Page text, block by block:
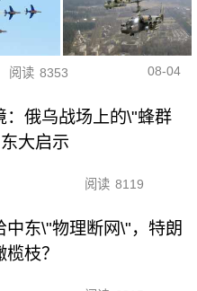
阅读 8353 08-04
：俄乌战场上的\"蜂群
大启示
阅读 8119
中东\"物理断网\"，特朗
枝？